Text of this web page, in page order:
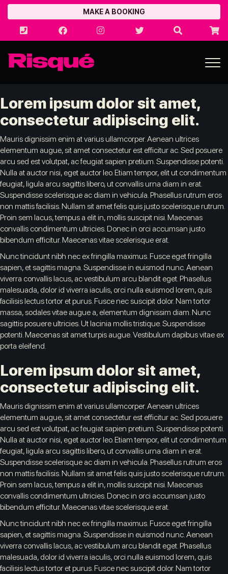
MAKE A BOOKING
Lorem ipsum dolor sit amet,
consectetur adipiscing elit.
Mauris dignissim enim at varius ullamcorper. Aenean ultrices
elementum augue, sit amet consectetur est efficitur ac. Sed posuere
arcu sed est volutpat, ac feugiat sapien pretium. Suspendisse potenti.
Nulla at auctor nisi, eget auctor leo. Etiam tempor, elit ut condimentum
feugiat, ligula arcu sagittis libero, ut convallis urna diam in erat.
Suspendisse scelerisque ac diam in vehicula. Phasellus rutrum eros
non mattis facilisis. Nullam sit amet felis quis justo scelerisque rutrum.
Proin sem lacus, tempus a elit in, mollis suscipit nisi. Maecenas
convallis condimentum ultricies. Donec in orci accumsan justo
bibendum efficitur. Maecenas vitae scelerisque erat.
Nunc tincidunt nibh nec ex fringilla maximus. Fusce eget fringilla
sapien, et sagittis magna. Suspendisse in euismod nunc. Aenean
viverra convallis lacus, ac vestibulum arcu blandit eget. Phasellus
malesuada, dolor id viverra iaculis, orci nulla euismod lorem, quis
facilisis lectus tortor et purus. Fusce nec suscipit dolor. Nam tortor
massa, sodales vitae augue a, elementum dignissim diam. Nunc
sagittis posuere ultricies. Ut lacinia mollis tristique. Suspendisse
potenti. Maecenas sit amet turpis augue. Vestibulum dapibus vitae ex
porta eleifend.
Lorem ipsum dolor sit amet,
consectetur adipiscing elit.
Mauris dignissim enim at varius ullamcorper. Aenean ultrices
elementum augue, sit amet consectetur est efficitur ac. Sed posuere
arcu sed est volutpat, ac feugiat sapien pretium. Suspendisse potenti.
Nulla at auctor nisi, eget auctor leo. Etiam tempor, elit ut condimentum
feugiat, ligula arcu sagittis libero, ut convallis urna diam in erat.
Suspendisse scelerisque ac diam in vehicula. Phasellus rutrum eros
non mattis facilisis. Nullam sit amet felis quis justo scelerisque rutrum.
Proin sem lacus, tempus a elit in, mollis suscipit nisi. Maecenas
convallis condimentum ultricies. Donec in orci accumsan justo
bibendum efficitur. Maecenas vitae scelerisque erat.
Nunc tincidunt nibh nec ex fringilla maximus. Fusce eget fringilla
sapien, et sagittis magna. Suspendisse in euismod nunc. Aenean
viverra convallis lacus, ac vestibulum arcu blandit eget. Phasellus
malesuada, dolor id viverra iaculis, orci nulla euismod lorem, quis
facilisis lectus tortor et purus. Fusce nec suscipit dolor. Nam tortor